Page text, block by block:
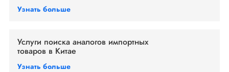
Узнать больше
Услуги поиска аналогов импортных
товаров в Китае
Узнать больше